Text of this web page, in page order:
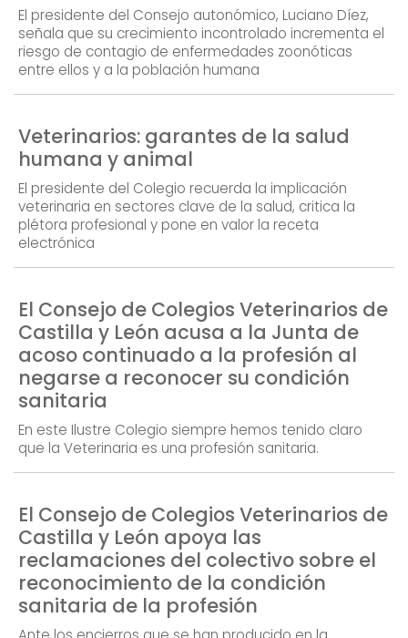
El presidente del Consejo autonómico, Luciano Díez,
señala que su crecimiento incontrolado incrementa el
riesgo de contagio de enfermedades zoonóticas
entre ellos y a la población humana
Veterinarios: garantes de la salud
humana y animal
El presidente del Colegio recuerda la implicación
veterinaria en sectores clave de la salud, critica la
plétora profesional y pone en valor la receta
electrónica
El Consejo de Colegios Veterinarios de
Castilla y León acusa a la Junta de
acoso continuado a la profesión al
negarse a reconocer su condición
sanitaria
En este Ilustre Colegio siempre hemos tenido claro
que la Veterinaria es una profesión sanitaria.
El Consejo de Colegios Veterinarios de
Castilla y León apoya las
reclamaciones del colectivo sobre el
reconocimiento de la condición
sanitaria de la profesión